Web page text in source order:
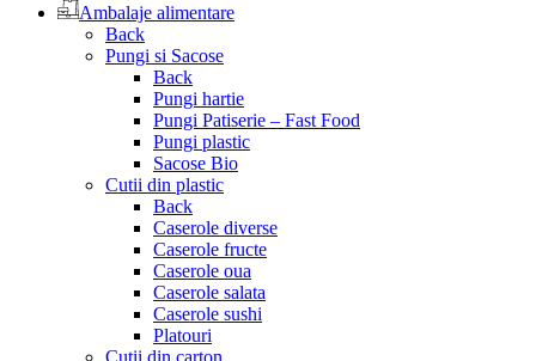
Ambalaje alimentare
Back
Pungi si Sacose
Back
Pungi hartie
Pungi Patiserie – Fast Food
Pungi plastic
Sacose Bio
Cutii din plastic
Back
Caserole diverse
Caserole fructe
Caserole oua
Caserole salata
Caserole sushi
Platouri
Cutii din carton